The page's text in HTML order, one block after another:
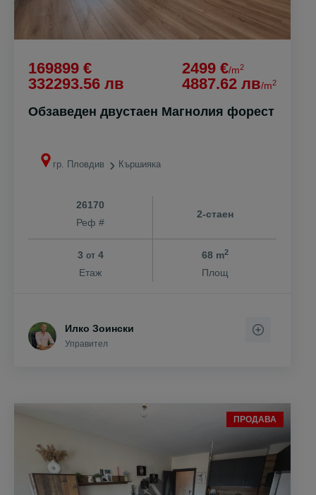
169899 €
332293.56 лв
2499 €/m2
4887.62 лв/m2
Обзаведен двустаен Магнолия форест
гр. Пловдив Кършияка
26170
Реф #
2-стаен
3 от4
Етаж
68 m2
Площ
Илко Зоински
Управител
ПРОДАВА